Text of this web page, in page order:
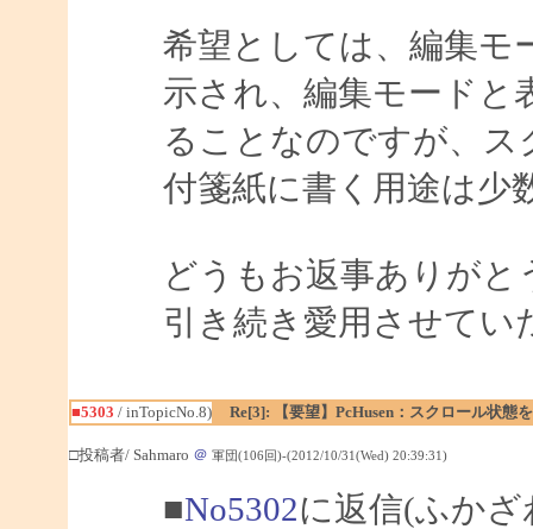
希望としては、編集モ
示され、編集モードと
ることなのですが、
付箋紙に書く用途は少
どうもお返事ありが
引き続き愛用させてい
■5303 / inTopicNo.8) Re[3]: 【要望】PcHusen：スクロール状態
□投稿者/ Sahmaro ＠ 軍団(106回)-(2012/10/31(Wed) 20:39:31)
■No5302に返信(ふか